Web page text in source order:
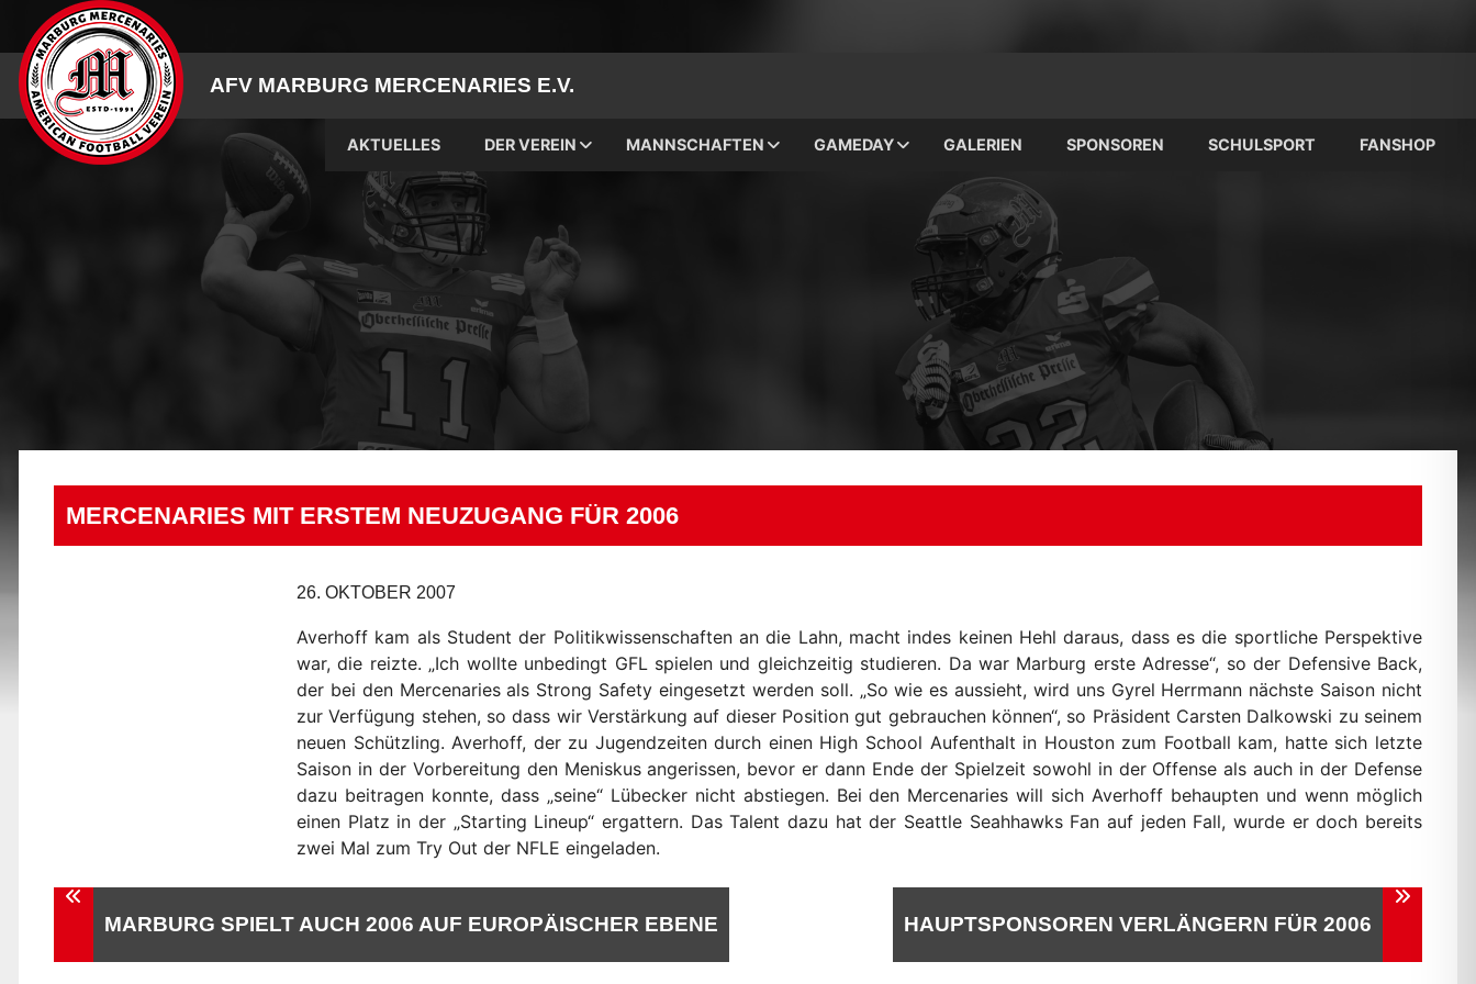
content
AFV MARBURG MERCENARIES E.V.
AKTUELLES DER VEREIN MANNSCHAFTEN GAMEDAY GALERIEN SPONSOREN SCHULSPORT FANSHOP
MERCENARIES MIT ERSTEM NEUZUGANG FÜR 2006
26. OKTOBER 2007
Averhoff kam als Student der Politikwissenschaften an die Lahn, macht indes keinen Hehl daraus, dass es die sportliche Perspektive
war, die reizte. „Ich wollte unbedingt GFL spielen und gleichzeitig studieren. Da war Marburg erste Adresse“, so der Defensive Back,
der bei den Mercenaries als Strong Safety eingesetzt werden soll. „So wie es aussieht, wird uns Gyrel Herrmann nächste Saison nicht
zur Verfügung stehen, so dass wir Verstärkung auf dieser Position gut gebrauchen können“, so Präsident Carsten Dalkowski zu seinem
neuen Schützling. Averhoff, der zu Jugendzeiten durch einen High School Aufenthalt in Houston zum Football kam, hatte sich letzte
Saison in der Vorbereitung den Meniskus angerissen, bevor er dann Ende der Spielzeit sowohl in der Offense als auch in der Defense
dazu beitragen konnte, dass „seine“ Lübecker nicht abstiegen. Bei den Mercenaries will sich Averhoff behaupten und wenn möglich
einen Platz in der „Starting Lineup“ ergattern. Das Talent dazu hat der Seattle Seahhawks Fan auf jeden Fall, wurde er doch bereits
zwei Mal zum Try Out der NFLE eingeladen.
Beitragsnavigation
MARBURG SPIELT AUCH 2006 AUF EUROPÄISCHER EBENE HAUPTSPONSOREN VERLÄNGERN FÜR 2006